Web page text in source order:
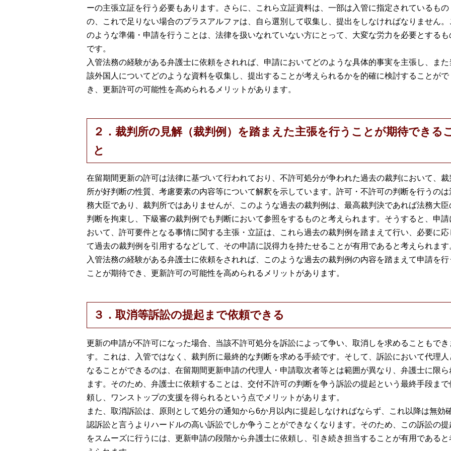
ーの主張立証を行う必要もあります。さらに、これら立証資料は、一部は入管に指定されているもの
の、これで足りない場合のプラスアルファは、自ら選別して収集し、提出をしなければなりません。
のような準備・申請を行うことは、法律を扱いなれていない方にとって、大変な労力を必要とするも
です。
入管法務の経験がある弁護士に依頼をされれば、申請においてどのような具体的事実を主張し、また
該外国人についてどのような資料を収集し、提出することが考えられるかを的確に検討することがで
き、更新許可の可能性を高められるメリットがあります。
２．裁判所の見解（裁判例）を踏まえた主張を行うことが期待できる
と
在留期間更新の許可は法律に基づいて行われており、不許可処分が争われた過去の裁判において、裁
所が好判断の性質、考慮要素の内容等について解釈を示しています。許可・不許可の判断を行うのは
務大臣であり、裁判所ではありませんが、このような過去の裁判例は、最高裁判決であれば法務大臣
判断を拘束し、下級審の裁判例でも判断において参照をするものと考えられます。そうすると、申請
おいて、許可要件となる事情に関する主張・立証は、これら過去の裁判例を踏まえて行い、必要に応
て過去の裁判例を引用するなどして、その申請に説得力を持たせることが有用であると考えられます
入管法務の経験がある弁護士に依頼をされれば、このような過去の裁判例の内容を踏まえて申請を行
ことが期待でき、更新許可の可能性を高められるメリットがあります。
３．取消等訴訟の提起まで依頼できる
更新の申請が不許可になった場合、当該不許可処分を訴訟によって争い、取消しを求めることもでき
す。これは、入管ではなく、裁判所に最終的な判断を求める手続です。そして、訴訟において代理人
なることができるのは、在留期間更新申請の代理人・申請取次者等とは範囲が異なり、弁護士に限ら
ます。そのため、弁護士に依頼することは、交付不許可の判断を争う訴訟の提起という最終手段まで
頼し、ワンストップの支援を得られるという点でメリットがあります。
また、取消訴訟は、原則として処分の通知から6か月以内に提起しなければならず、これ以降は無効
認訴訟と言うよりハードルの高い訴訟でしか争うことができなくなります。そのため、この訴訟の提
をスムーズに行うには、更新申請の段階から弁護士に依頼し、引き続き担当することが有用であると